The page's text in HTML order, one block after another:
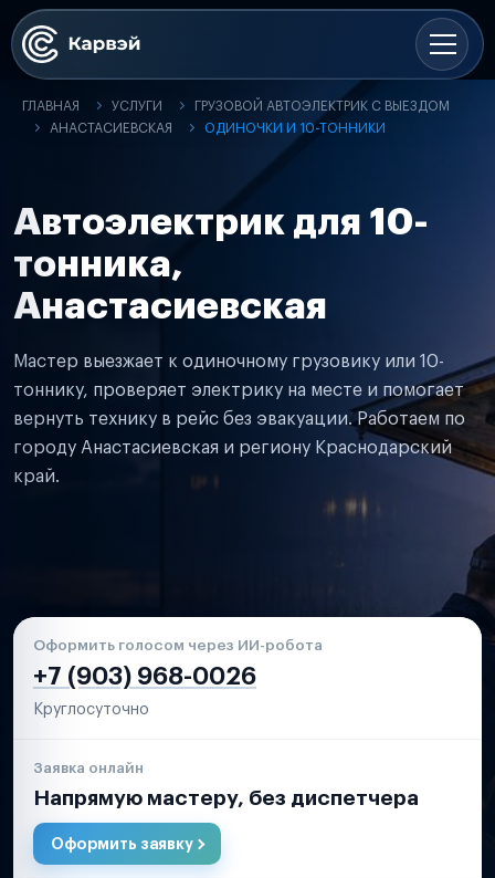
ГЛАВНАЯ УСЛУГИ
ГРУЗОВОЙ АВТОЭЛЕКТРИК С ВЫЕЗДОМ
АНАСТАСИЕВСКАЯ
ОДИНОЧКИ И 10-ТОННИКИ
Автоэлектрик для 10-
тонника,
Анастасиевская
Мастер выезжает к одиночному грузовику или 10-
тоннику, проверяет электрику на месте и помогает
вернуть технику в рейс без эвакуации. Работаем по
городу Анастасиевская и региону Краснодарский
край.
Оформить голосом через ИИ-робота
+7 (903) 968-0026
Круглосуточно
Заявка онлайн
Напрямую мастеру, без диспетчера
Оформить заявку